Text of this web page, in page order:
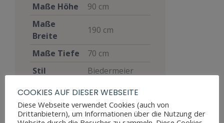
Maße Höhe
90 cm
Maße
Breite
190 cm
Maße Tiefe
70 cm
Stil
Biedermeier
Materialien
Mahagoni
Möbelart
Sitzmöbel
COOKIES AUF DIESER WEBSEITE
Diese Webseite verwendet Cookies (auch von
Drittanbietern), um Informationen über die Nutzung der